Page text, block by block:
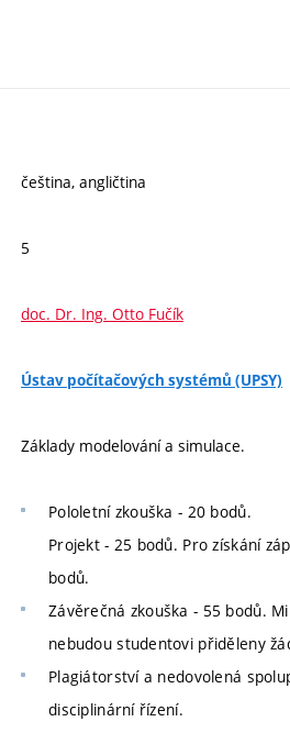
čeština, angličtina
5
doc. Dr. Ing. Otto Fučík
Ústav počítačových systémů (UPSY)
Základy modelování a simulace.
Pololetní zkouška - 20 bodů.
Projekt - 25 bodů. Pro získání
bodů.
Závěrečná zkouška - 55 bodů.
nebudou studentovi přiděleny
Plagiátorství a nedovolená
disciplinární řízení.